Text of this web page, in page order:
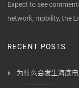
Expect to see
network, mobility, the
RECENT POSTS
为什么会发生海底